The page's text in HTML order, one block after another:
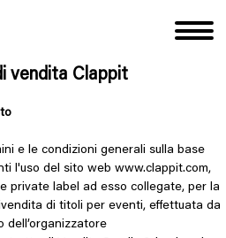
vendita Clappit
e le condizioni generali sulla base
l'uso del sito web www.clappit.com,
private label ad esso collegate, per la
di titoli per eventi, effettuata da
dell’organizzatore